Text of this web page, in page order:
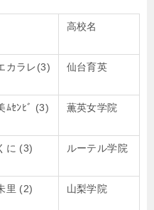
高校名
カラレ(3) 仙台育英
ｾﾝﾋﾞ (3) 薫英女学院
に (3) ルーテル学院
里 (2) 山梨学院